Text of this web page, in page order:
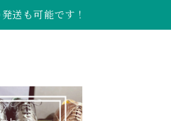
送も可能です！